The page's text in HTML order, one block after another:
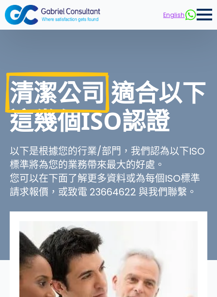
English
清潔公司 適合以下
這幾個ISO認證
以下是根據您的行業/部門，我們認為以下ISO
標準將為您的業務帶來最大的好處。
您可以在下面了解更多資料或為每個ISO標準
請求報價，或致電 23664622 與我們聯繫。